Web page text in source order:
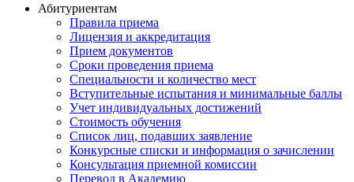
Абитуриентам
Правила приема
Лицензия и аккредитация
Прием документов
Сроки проведения приема
Специальности и количество мест
Вступительные испытания и минимальные баллы
Учет индивидуальных достижений
Стоимость обучения
Список лиц, подавших заявление
Конкурсные списки и информация о зачислении
Консультация приемной комиссии
Перевод в Академию